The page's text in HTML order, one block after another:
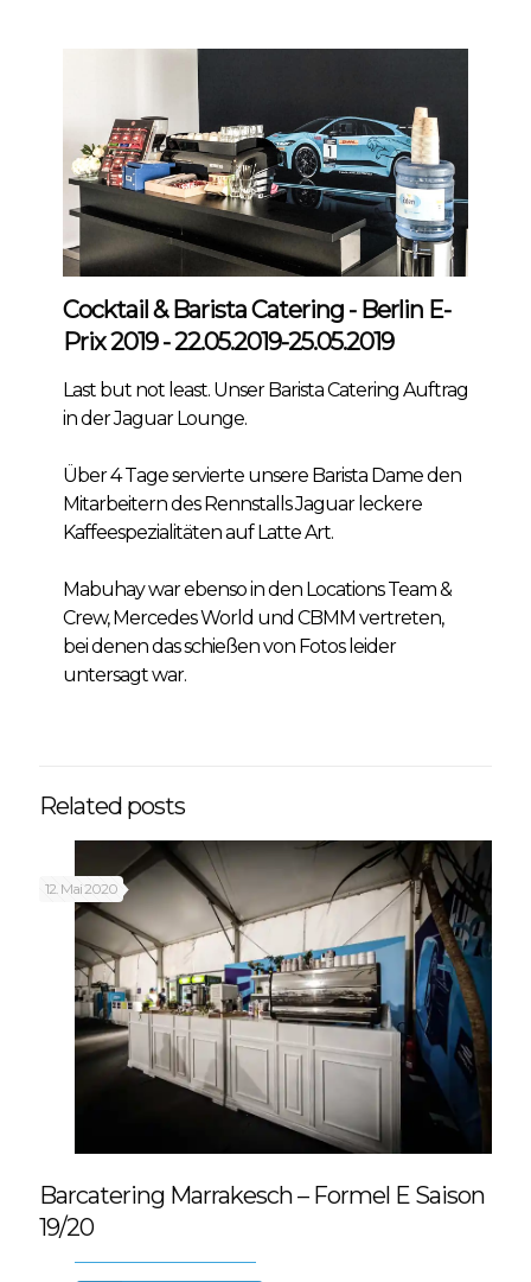
Cocktail & Barista Catering - Berlin E-
Prix 2019 - 22.05.2019-25.05.2019
Last but not least. Unser Barista Catering Auftrag
in der Jaguar Lounge.
Über 4 Tage servierte unsere Barista Dame den
Mitarbeitern des Rennstalls Jaguar leckere
Kaffeespezialitäten auf Latte Art.
Mabuhay war ebenso in den Locations Team &
Crew, Mercedes World und CBMM vertreten,
bei denen das schießen von Fotos leider
untersagt war.
Related posts
12. Mai 2020
Barcatering Marrakesch – Formel E Saison
19/20